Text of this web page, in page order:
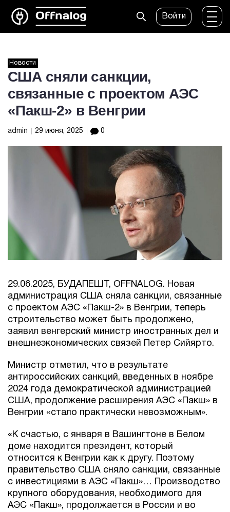
Войти
Новости
США сняли санкции,
связанные с проектом АЭС
«Пакш-2» в Венгрии
admin 29 июня, 2025 0
29.06.2025, БУДАПЕШТ, OFFNALOG. Новая
администрация США сняла санкции, связанные
с проектом АЭС «Пакш-2» в Венгрии, теперь
строительство может быть продолжено,
заявил венгерский министр иностранных дел и
внешнеэкономических связей Петер Сийярто.
Министр отметил, что в результате
антироссийских санкций, введенных в ноябре
2024 года демократической администрацией
США, продолжение расширения АЭС «Пакш» в
Венгрии «стало практически невозможным».
«К счастью, с января в Вашингтоне в Белом
доме находится президент, который
относится к Венгрии как к другу. Поэтому
правительство США сняло санкции, связанные
с инвестициями в АЭС «Пакш»… Производство
крупного оборудования, необходимого для
АЭС «Пакш», продолжается в России и во